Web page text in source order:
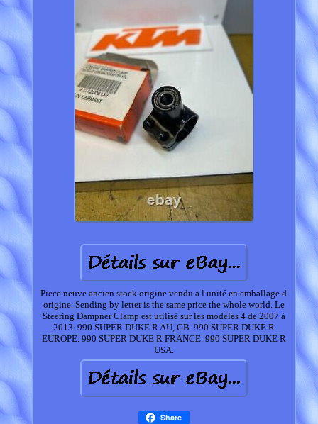
Piece neuve ancien stock origine vendu a l unité en emballage d
origine. Sending by letter is the same price the whole world. Le
Steering Dampner Clamp est utilisé sur les modèles 4 de 2007 à
2013. 990 SUPER DUKE R AU, GB. 990 SUPER DUKE R
EUROPE. 990 SUPER DUKE R FRANCE. 990 SUPER DUKE R
USA.
Share